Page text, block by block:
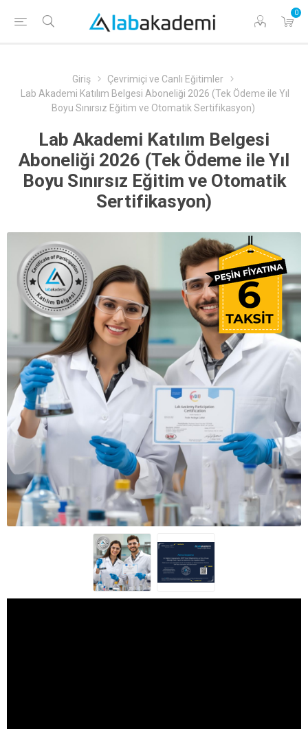
0
Giriş
Çevrimiçi ve Canlı Eğitimler
Lab Akademi Katılım Belgesi Aboneliği 2026 (Tek Ödeme ile Yıl
Boyu Sınırsız Eğitim ve Otomatik Sertifikasyon)
Lab Akademi Katılım Belgesi
Aboneliği 2026 (Tek Ödeme ile Yıl
Boyu Sınırsız Eğitim ve Otomatik
Sertifikasyon)